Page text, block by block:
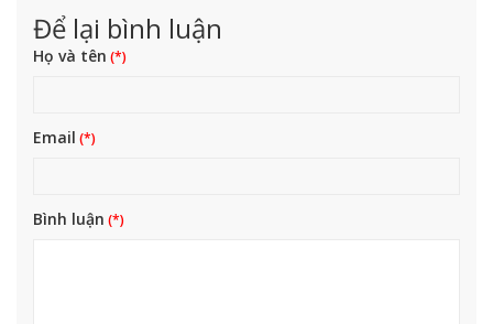
Để lại bình luận
Họ và tên
Email
Bình luận